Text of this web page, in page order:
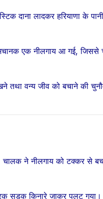
दाना लादकर हरियाणा के
अचानक एक नीलगाय आ गई,
तथा वन्य जीव को बचाने की
चालक ने नीलगाय को टक्कर से
सड़क किनारे जाकर पलट गया।
कर
पोस्ट